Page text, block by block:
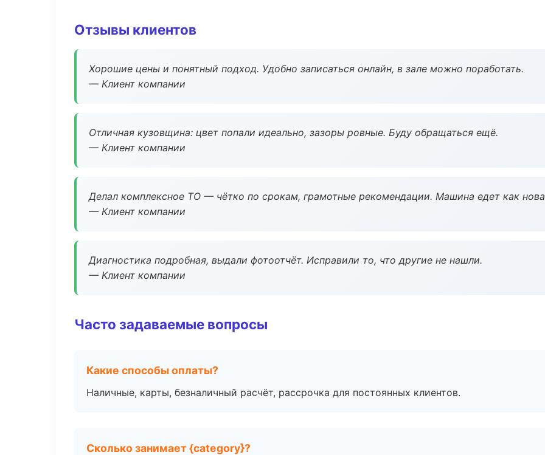
Отзывы клиентов
Хорошие цены и понятный подход. Удобно записаться онлайн, в зале можно поработать.
— Клиент компании
Отличная кузовщина: цвет попали идеально, зазоры ровные. Буду обращаться ещё.
— Клиент компании
Делал комплексное ТО — чётко по срокам, грамотные рекомендации. Машина едет как
— Клиент компании
Диагностика подробная, выдали фотоотчёт. Исправили то, что другие не нашли.
— Клиент компании
Часто задаваемые вопросы
Какие способы оплаты?
Наличные, карты, безналичный расчёт, рассрочка для постоянных клиентов.
Сколько занимает {category}?